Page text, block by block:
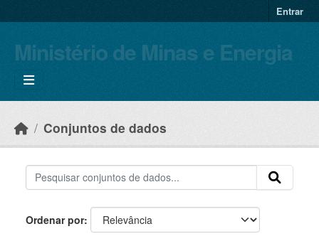
Entrar
Ministério de Minas e Energia
Conjuntos de dados
Ordenar por